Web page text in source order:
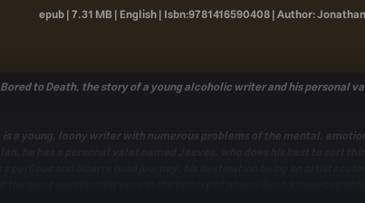
epub | 7.31 MB | English |Isbn:9781416590408 |Author:
Bored to Death, the story of a young alcoholic writer and his personal
, is a young, loony writer with numerous problems of the mental,